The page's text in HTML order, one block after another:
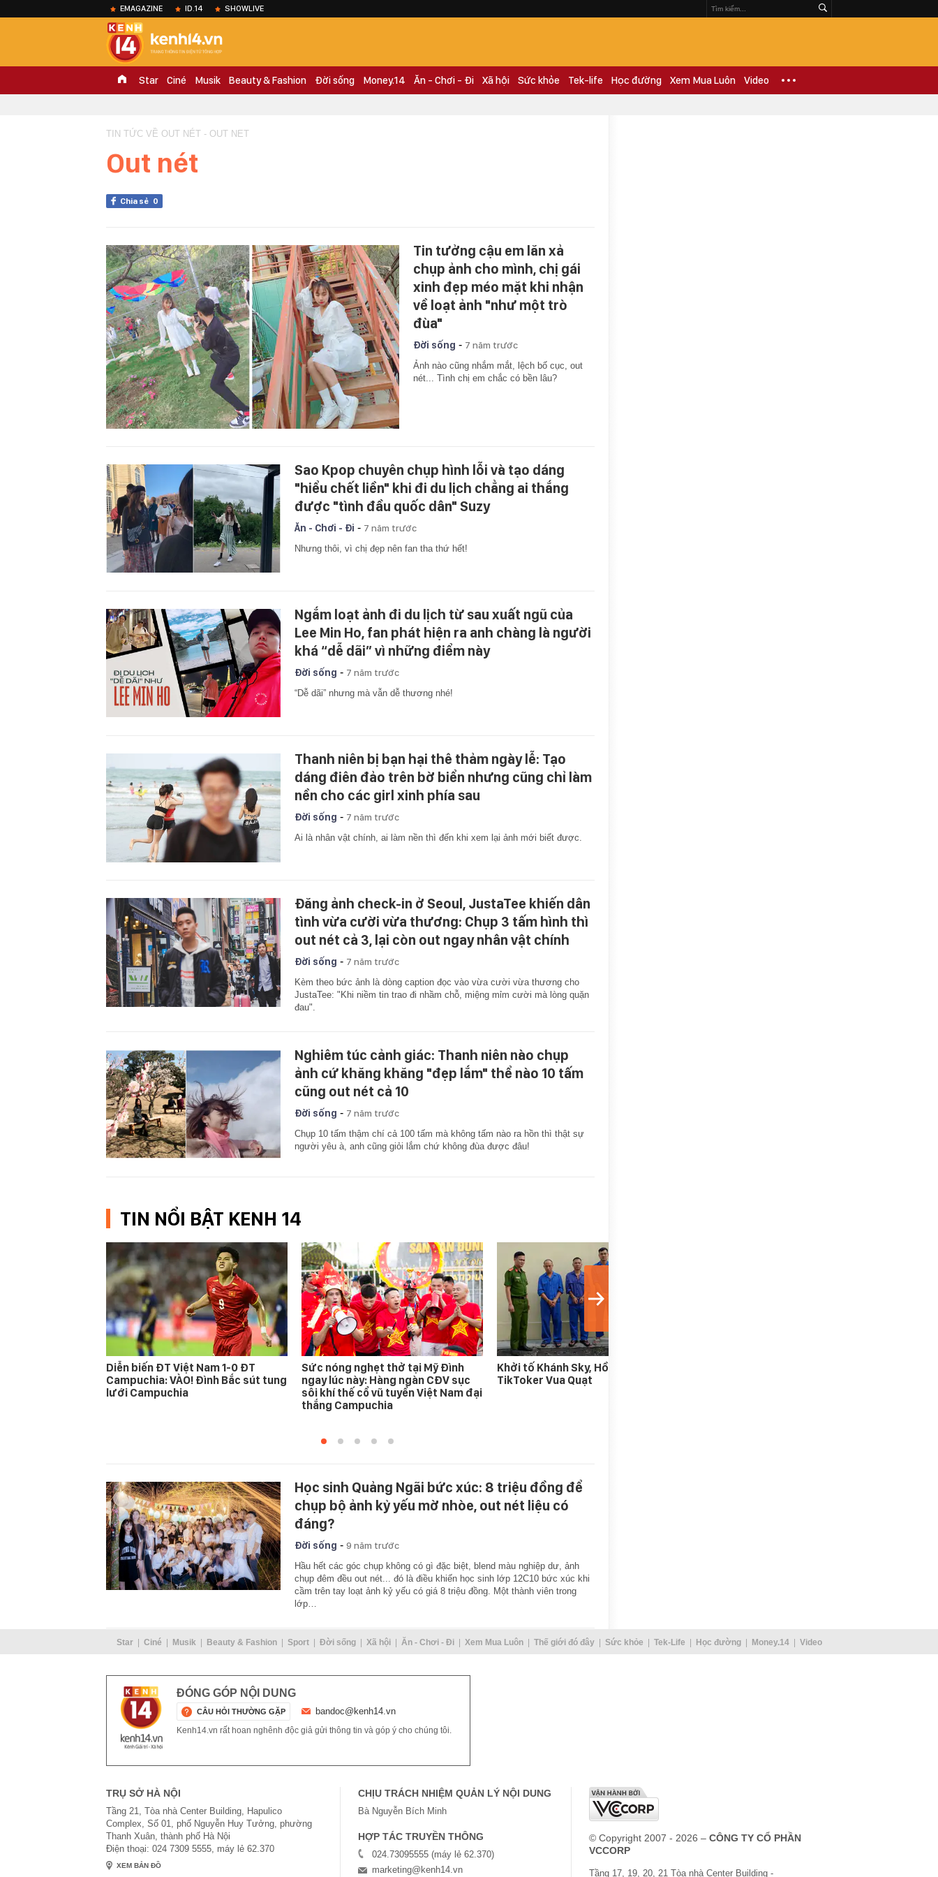
EMAGAZINE ID.14 SHOWLIVE
Star Ciné Musik Beauty & Fashion Đời sống Money.14 Ăn - Chơi - Đi Xã hội Sức khỏe Tek-life Học đường Xem Mua Luôn Video
TIN TỨC VỀ OUT NÉT - OUT NET
Out nét
Chia sẻ 0
Tin tưởng cậu em lăn xả
chụp ảnh cho mình, chị gái
xinh đẹp méo mặt khi nhận
về loạt ảnh "như một trò
đùa"
Đời sống - 7 năm trước
Ảnh nào cũng nhắm mắt, lệch bố cục, out
nét... Tình chị em chắc có bền lâu?
Sao Kpop chuyên chụp hình lỗi và tạo dáng
"hiểu chết liền" khi đi du lịch chẳng ai thắng
được "tình đầu quốc dân" Suzy
Ăn - Chơi - Đi - 7 năm trước
Nhưng thôi, vì chị đẹp nên fan tha thứ hết!
Ngắm loạt ảnh đi du lịch từ sau xuất ngũ của
Lee Min Ho, fan phát hiện ra anh chàng là người
khá “dễ dãi” vì những điểm này
Đời sống - 7 năm trước
“Dễ dãi” nhưng mà vẫn dễ thương nhé!
Thanh niên bị bạn hại thê thảm ngày lễ: Tạo
dáng điên đảo trên bờ biển nhưng cũng chỉ làm
nền cho các girl xinh phía sau
Đời sống - 7 năm trước
Ai là nhân vật chính, ai làm nền thì đến khi xem lại ảnh mới biết được.
Đăng ảnh check-in ở Seoul, JustaTee khiến dân
tình vừa cười vừa thương: Chụp 3 tấm hình thì
out nét cả 3, lại còn out ngay nhân vật chính
Đời sống - 7 năm trước
Kèm theo bức ảnh là dòng caption đọc vào vừa cười vừa thương cho
JustaTee: "Khi niềm tin trao đi nhầm chỗ, miệng mỉm cười mà lòng quặn
đau".
Nghiêm túc cảnh giác: Thanh niên nào chụp
ảnh cứ khăng khăng "đẹp lắm" thể nào 10 tấm
cũng out nét cả 10
Đời sống - 7 năm trước
Chụp 10 tấm thậm chí cả 100 tấm mà không tấm nào ra hồn thì thật sự
người yêu à, anh cũng giỏi lắm chứ không đùa được đâu!
TIN NỔI BẬT KENH 14
Diễn biến ĐT Việt Nam 1-0 ĐT
Campuchia: VÀO! Đình Bắc sút tung
lưới Campuchia
Sức nóng nghẹt thở tại Mỹ Đình
ngay lúc này: Hàng ngàn CĐV sục
sôi khí thế cổ vũ tuyển Việt Nam đại
thắng Campuchia
Khởi tố Khánh Sky, Hồ Văn Khoa và
TikToker Vua Quạt
Học sinh Quảng Ngãi bức xúc: 8 triệu đồng để
chụp bộ ảnh kỷ yếu mờ nhòe, out nét liệu có
đáng?
Đời sống - 9 năm trước
Hầu hết các góc chụp không có gì đặc biệt, blend màu nghiệp dư, ảnh
chụp đêm đều out nét... đó là điều khiến học sinh lớp 12C10 bức xúc khi
cầm trên tay loạt ảnh kỷ yếu có giá 8 triệu đồng. Một thành viên trong
lớp…
Star Ciné Musik Beauty & Fashion Sport Đời sống Xã hội Ăn - Chơi - Đi Xem Mua Luôn Thế giới đó đây Sức khỏe Tek-Life Học đường Money.14 Video
ĐÓNG GÓP NỘI DUNG
CÂU HỎI THƯỜNG GẶP bandoc@kenh14.vn
Kenh14.vn rất hoan nghênh độc giả gửi thông tin và góp ý cho chúng tôi.
TRỤ SỞ HÀ NỘI
Tầng 21, Tòa nhà Center Building, Hapulico
Complex, Số 01, phố Nguyễn Huy Tưởng, phường
Thanh Xuân, thành phố Hà Nội
Điện thoại: 024 7309 5555, máy lẻ 62.370
XEM BẢN ĐỒ
CHỊU TRÁCH NHIỆM QUẢN LÝ NỘI DUNG
Bà Nguyễn Bích Minh
HỢP TÁC TRUYỀN THÔNG
024.73095555 (máy lẻ 62.370)
marketing@kenh14.vn
© Copyright 2007 - 2026 – CÔNG TY CỔ PHẦN
VCCORP
Tầng 17, 19, 20, 21 Tòa nhà Center Building -